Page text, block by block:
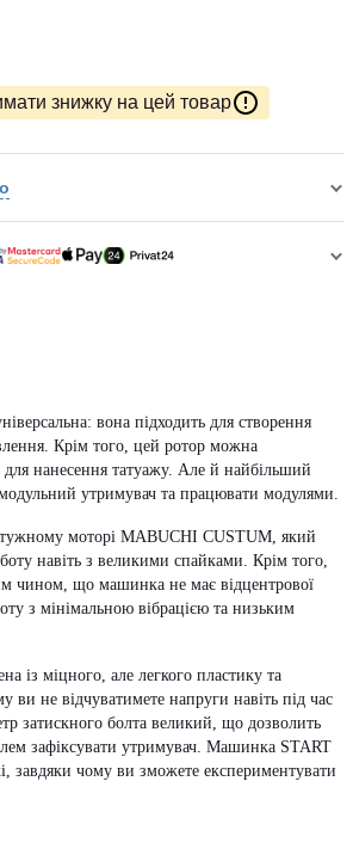
знижку на цей товар
вона підходить для створення
Крім того, цей ротор можна
для нанесення татуажу. Але й найбільший
утримувач та працювати модулями.
моторі MABUCHI CUSTUM, який
навіть з великими спайками. Крім того,
чином, що машинка не має відцентрової
з мінімальною вібрацією та низьким
із міцного, але легкого пластику та
ви не відчуватимете напруги навіть під час
затискного болта великий, що дозволить
зафіксувати утримувач. Машинка START
завдяки чому ви зможете експериментувати